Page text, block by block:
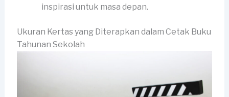
inspirasi untuk masa depan.
Ukuran Kertas yang Diterapkan dalam Cetak Buku
Tahunan Sekolah